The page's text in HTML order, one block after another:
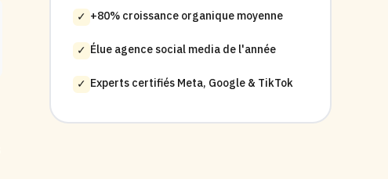
✓ +80% croissance organique moyenne
✓ Élue agence social media de l'année
✓ Experts certifiés Meta, Google & TikTok